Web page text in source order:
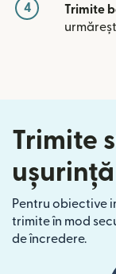
4 Trimite
Trimite
ușurință
Pentru obiective
trimite în mod
de încredere.